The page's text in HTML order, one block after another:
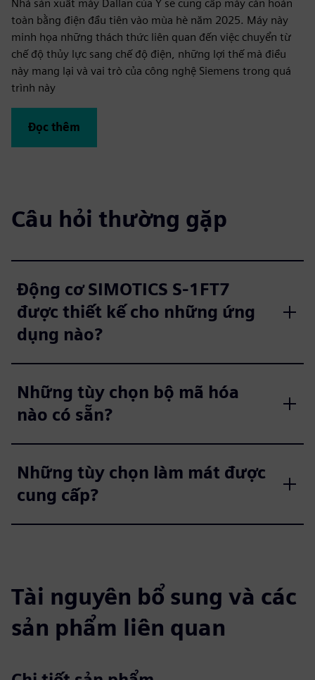
Nhà sản xuất máy Dallan của Ý sẽ cung cấp máy cán hoàn
toàn bằng điện đầu tiên vào mùa hè năm 2025. Máy này
minh họa những thách thức liên quan đến việc chuyển từ
chế độ thủy lực sang chế độ điện, những lợi thế mà điều
này mang lại và vai trò của công nghệ Siemens trong quá
trình này
Đọc thêm
Câu hỏi thường gặp
Động cơ SIMOTICS S‑1FT7
được thiết kế cho những ứng
dụng nào?
Những tùy chọn bộ mã hóa
nào có sẵn?
Những tùy chọn làm mát được
cung cấp?
Tài nguyên bổ sung và các
sản phẩm liên quan